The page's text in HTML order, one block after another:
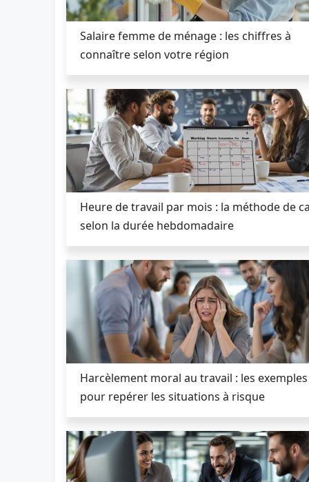
Salaire femme de ménage : les chiffres à
connaître selon votre région
Heure de travail par mois : la méthode de
selon la durée hebdomadaire
Harcèlement moral au travail : les exemples
pour repérer les situations à risque